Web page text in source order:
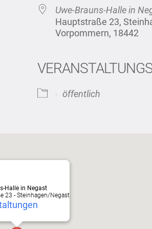
iCalendar
Uwe-Brauns-Halle in
Hauptstraße 23,
Vorpommern, 18442
öffentlich
Halle in Negast
23 - Steinhagen/Negast